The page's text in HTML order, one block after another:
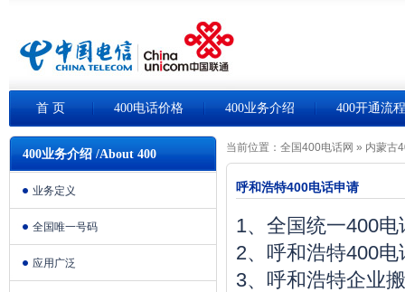
首 页 400电话价格 400业务介绍 400开通流程
400业务介绍 /About 400
业务定义
全国唯一号码
应用广泛
当前位置： 全国400电话网 » 内蒙古
呼和浩特400电话申请
1、全国统一400
2、呼和浩特400
3、呼和浩特企业